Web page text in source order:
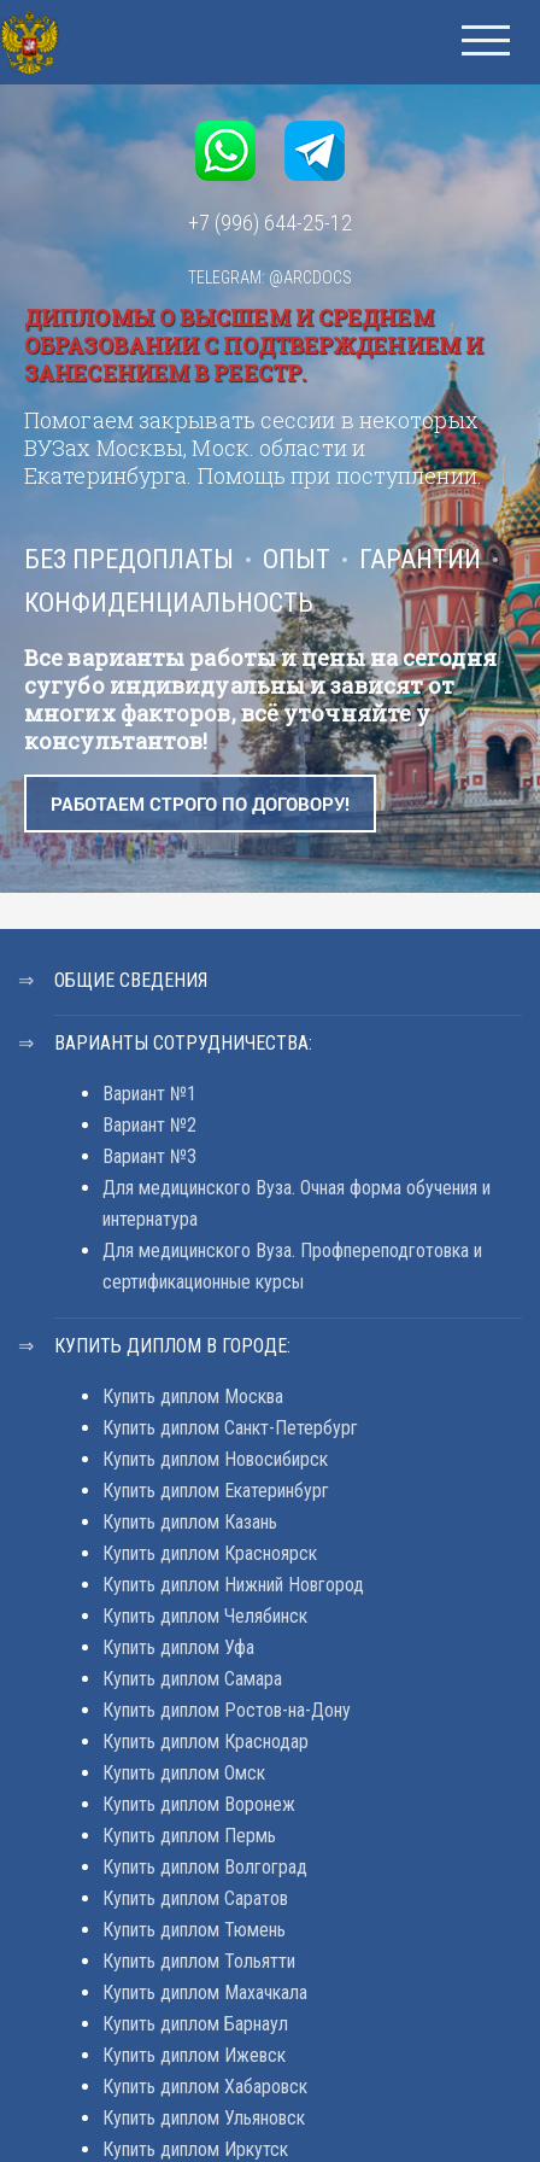
+7 (996) 644-25-12
TELEGRAM: @ARCDOCS
ДИПЛОМЫ О ВЫСШЕМ И СРЕДНЕМ
ОБРАЗОВАНИИ С ПОДТВЕРЖДЕНИЕМ И
ЗАНЕСЕНИЕМ В РЕЕСТР.
Помогаем закрывать сессии в некоторых
ВУЗах Москвы, Моск. области и
Екатеринбурга. Помощь при поступлении.
БЕЗ ПРЕДОПЛАТЫ ОПЫТ
ГАРАНТИИ
КОНФИДЕНЦИАЛЬНОСТЬ
Все варианты работы и цены на сегодня
сугубо индивидуальны и зависят от
многих факторов, всё уточняйте у
консультантов!
РАБОТАЕМ СТРОГО ПО ДОГОВОРУ!
ОБЩИЕ СВЕДЕНИЯ
ВАРИАНТЫ СОТРУДНИЧЕСТВА:
Вариант №1
Вариант №2
Вариант №3
Для медицинского Вуза. Очная форма обучения и
интернатура
Для медицинского Вуза. Профпереподготовка и
сертификационные курсы
КУПИТЬ ДИПЛОМ В ГОРОДЕ:
Купить диплом Москва
Купить диплом Санкт-Петербург
Купить диплом Новосибирск
Купить диплом Екатеринбург
Купить диплом Казань
Купить диплом Красноярск
Купить диплом Нижний Новгород
Купить диплом Челябинск
Купить диплом Уфа
Купить диплом Самара
Купить диплом Ростов-на-Дону
Купить диплом Краснодар
Купить диплом Омск
Купить диплом Воронеж
Купить диплом Пермь
Купить диплом Волгоград
Купить диплом Саратов
Купить диплом Тюмень
Купить диплом Тольятти
Купить диплом Махачкала
Купить диплом Барнаул
Купить диплом Ижевск
Купить диплом Хабаровск
Купить диплом Ульяновск
Купить диплом Иркутск